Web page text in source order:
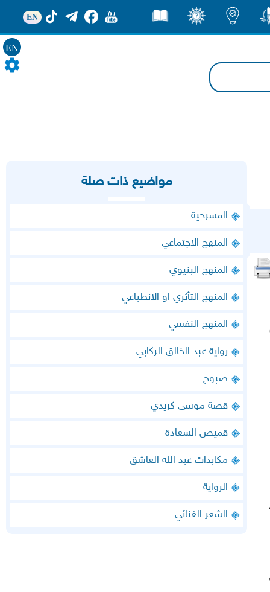
EN
EN
مواضيع ذات صلة
المسرحية
المنهج الاجتماعي
المنهج البنيوي
المنهج التأثري او الانطباعي
المنهج النفسي
رواية عبد الخالق الركابي
صبوح
قصة موسى كريدي
قميص السعادة
مكابدات عبد الله العاشق
الرواية
الشعر الغنائي